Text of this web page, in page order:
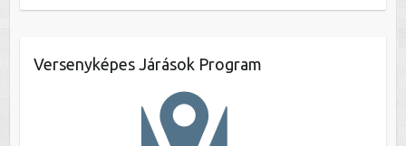
Versenyképes Járások Program